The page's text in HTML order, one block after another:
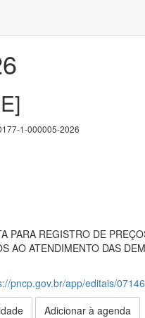
1-000005-2026
PARA REGISTRO DE
AO ATENDIMENTO DAS
pncp.gov.br/app/editais/
Adicionar à agenda